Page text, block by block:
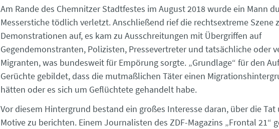
Am Rande des Chemnitzer Stadtfestes im August 2018 wurde ein Mann
Messerstiche tödlich verletzt. Anschließend rief die rechtsextreme Szene
Demonstrationen auf, es kam zu Ausschreitungen mit Übergriffen auf
Gegendemonstranten, Polizisten, Pressevertreter und tatsächliche oder
Migranten, was bundesweit für Empörung sorgte. „Grundlage“ für den
Gerüchte gebildet, dass die mutmaßlichen Täter einen
hätten oder es sich um Geflüchtete gehandelt habe.
Vor diesem Hintergrund bestand ein großes Interesse daran, über die Tat
Motive zu berichten. Einem Journalisten des ZDF-Magazins „Frontal 21“